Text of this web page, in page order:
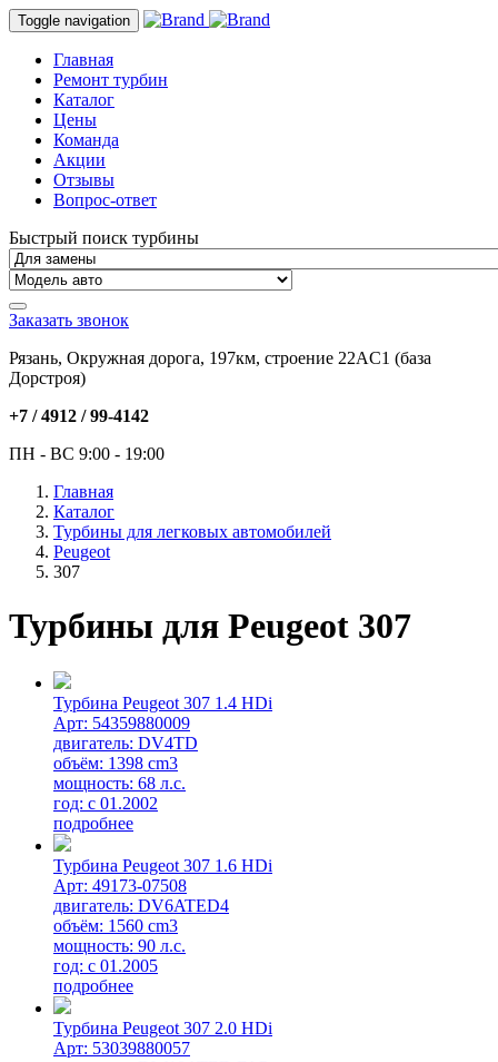
Toggle navigation
Главная
Ремонт турбин
Каталог
Цены
Команда
Акции
Отзывы
Вопрос-ответ
Быстрый поиск турбины
Заказать звонок
Рязань, Окружная дорога, 197км, строение 22АC1 (база
Дорстроя)
+7 / 4912 /99-4142
ПН - ВС 9:00 - 19:00
Главная
Каталог
Турбины для легковых автомобилей
Peugeot
307
Турбины для Peugeot 307
Турбина Peugeot 307 1.4 HDi
Арт: 54359880009
двигатель: DV4TD
объём: 1398 cm3
мощность: 68 л.с.
год: с 01.2002
подробнее
Турбина Peugeot 307 1.6 HDi
Арт: 49173-07508
двигатель: DV6ATED4
объём: 1560 cm3
мощность: 90 л.с.
год: с 01.2005
подробнее
Турбина Peugeot 307 2.0 HDi
Арт: 53039880057